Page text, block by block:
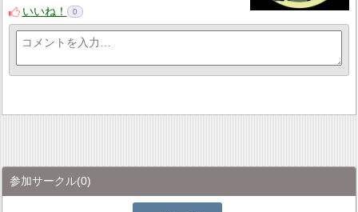
いいね！
0
参加サークル(0)